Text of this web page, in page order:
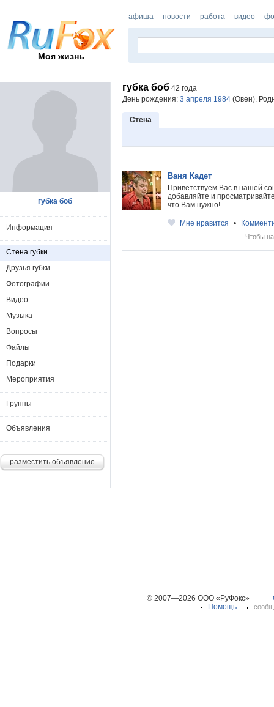
Моя жизнь
афиша новости работа видео
губка боб 42 года
День рождения: 3 апреля 1984 (Овен).
Стена
Ваня Кадет
Приветствуем Вас в нашей
добавляйте и
что Вам нужно!
Мне нравится •
Чтобы
губка боб
Информация
Стена губки
Друзья губки
Фотографии
Видео
Музыка
Вопросы
Файлы
Подарки
Мероприятия
Группы
Объявления
разместить объявление
© 2007—2026 ООО «РуФокс»
Помощь